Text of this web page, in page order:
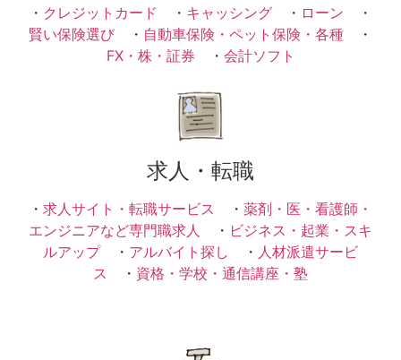
・ クレジットカード ・ キャッシング ・ ローン ・
賢い保険選び ・ 自動車保険・ペット保険・各種 ・
FX・株・証券 ・ 会計ソフト
求人・転職
・ 求人サイト・転職サービス ・ 薬剤・医・看護師・
エンジニアなど専門職求人
・ ビジネス・起業・スキ
ルアップ・ アルバイト探し ・ 人材派遣サービ
ス ・ 資格・学校・通信講座・塾